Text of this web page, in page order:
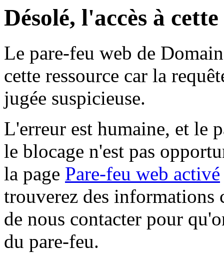
Désolé, l'accès à
Le pare-feu web de
cette ressource car la
jugée suspicieuse.
L'erreur est humaine, et le
le blocage n'est pas
la page Pare-feu web activé
trouverez des informations
de nous contacter pour
du pare-feu.